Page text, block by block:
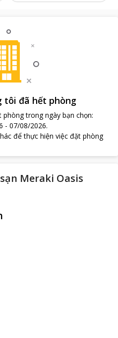
tôi đã hết phòng
trong ngày bạn chọn:
- 07/08/2026.
để thực hiện việc đặt phòng
Meraki Oasis